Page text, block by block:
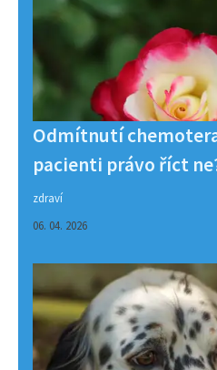
Odmítnutí
pacienti právo říct
zdraví
06. 04. 2026